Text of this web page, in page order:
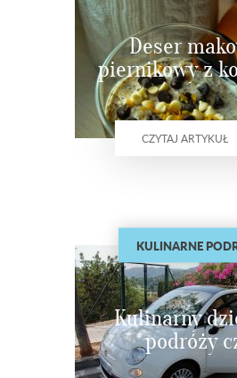
Deser
piernikowy z
CZYTAJ ARTYKUŁ
KULINARNE
Kulinarny
podróży